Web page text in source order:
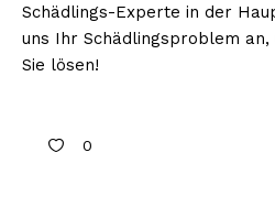
Schädlings-Experte in der
uns Ihr Schädlingsproblem
Sie lösen!
0